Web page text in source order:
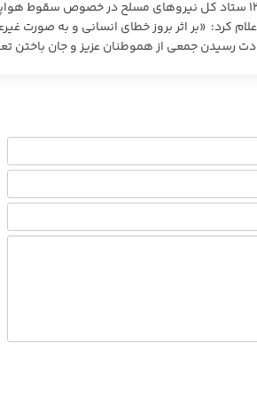
کرد: «بر اثر بروز خطای انسانی و به صورت
رسیدن جمعی از هموطنان عزیز و جان باختن